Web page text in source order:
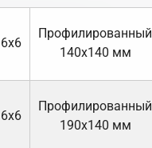
6х6
Профилированный
140х140 мм
6х6
Профилированный
190х140 мм